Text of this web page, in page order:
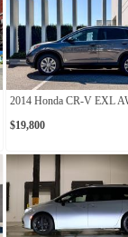
2014 Honda CR-V EXL
$19,800